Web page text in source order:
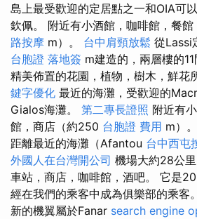
島上最受歡迎的定居點之一和OIA可
欽佩。 附近有小酒館，咖啡館，餐
路按摩 m）。 台中肩頸放鬆 從Lassi
台胞證 落地簽 m建造的，兩層樓的
精美佈置的花園，植物，樹木，鮮花
鍵字優化 最近的海灘，受歡迎的
Gialos海灘。 第二專長證照 附近有
館，商店（約250 台胞證 費用 m）。
距離最近的海灘（Afantou 台中西屯
外國人在台灣開公司 機場大約28公
車站，商店，咖啡館，酒吧。 它是
經在我們的乘客中成為俱樂部的乘客。
新的機翼屬於Fanar search engine